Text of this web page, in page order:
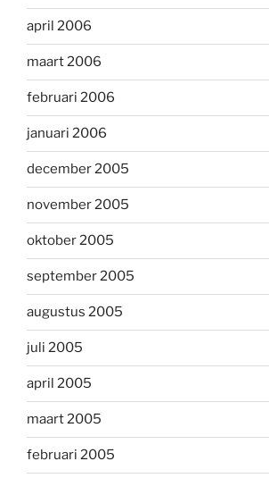
april 2006
maart 2006
februari 2006
januari 2006
december 2005
november 2005
oktober 2005
september 2005
augustus 2005
juli 2005
april 2005
maart 2005
februari 2005